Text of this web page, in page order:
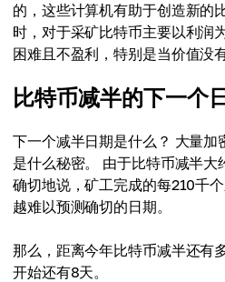
的，这些计算机有助于创造新的
时，对于采矿比特币主要以利润
困难且不盈利，特别是当价值没
比特币减半的下一个
下一个减半日期是什么？ 大量加
是什么秘密。 由于比特币减半
确切地说，矿工完成的每210千
越难以预测确切的日期。
那么，距离今年比特币减半还有
开始还有8天。